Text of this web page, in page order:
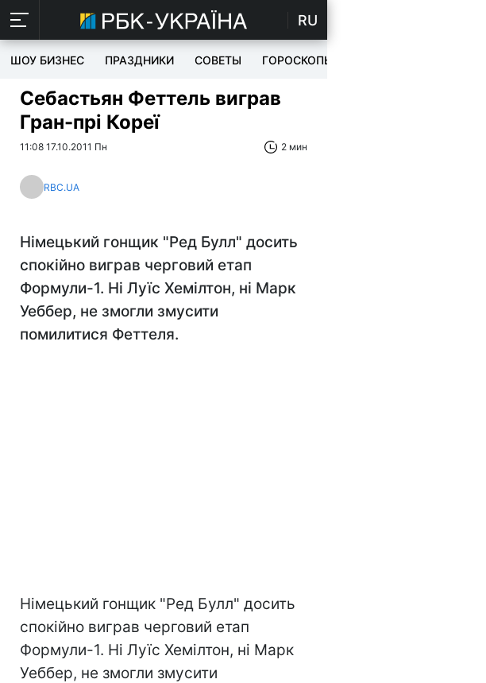
RU
ШОУ БИЗНЕС ПРАЗДНИКИ СОВЕТЫ ГОРОСКОПЫ
Себастьян Феттель виграв
Гран-прі Кореї
11:08 17.10.2011 Пн 2 мин
RBC.UA
Німецький гонщик "Ред Булл" досить
спокійно виграв черговий етап
Формули-1. Ні Луїс Хемілтон, ні Марк
Уеббер, не змогли змусити
помилитися Феттеля.
Німецький гонщик "Ред Булл" досить
спокійно виграв черговий етап
Формули-1. Ні Луїс Хемілтон, ні Марк
Уеббер, не змогли змусити